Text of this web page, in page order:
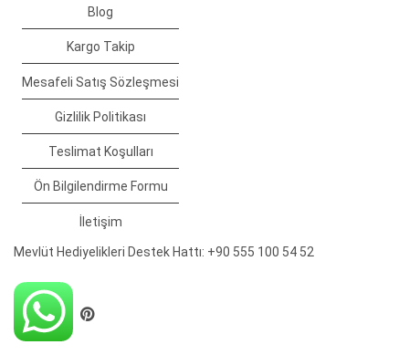
Blog
Kargo Takip
Mesafeli Satış Sözleşmesi
Gizlilik Politikası
Teslimat Koşulları
Ön Bilgilendirme Formu
İletişim
Mevlüt Hediyelikleri Destek Hattı: +90 555 100 54 52